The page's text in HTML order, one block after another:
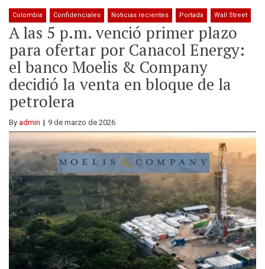
Colombia Confidenciales Noticias recientes Portada Wall Street
A las 5 p.m. venció primer plazo
para ofertar por Canacol Energy:
el banco Moelis & Company
decidió la venta en bloque de la
petrolera
By admin 9 de marzo de 2026